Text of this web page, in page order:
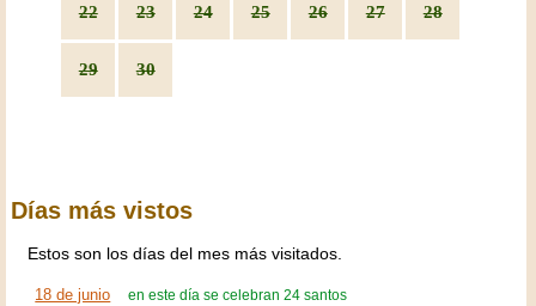
22 23 24 25 26 27 28
29 30
Días más vistos
Estos son los días del mes más visitados.
18 de junio en este día se celebran 24 santos